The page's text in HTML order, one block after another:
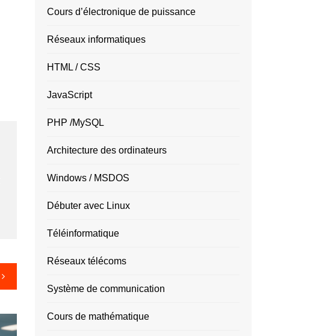
Cours d’électronique de puissance
Réseaux informatiques
HTML / CSS
JavaScript
PHP /MySQL
Architecture des ordinateurs
Windows / MSDOS
Débuter avec Linux
Téléinformatique
Réseaux télécoms
Système de communication
Cours de mathématique